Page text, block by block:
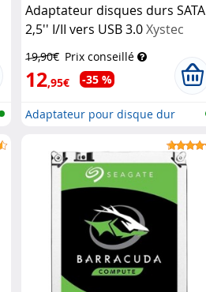
Adaptateur disques durs SATA
2,5'' I/II vers USB 3.0Xystec
19,90€ Prix conseillé
12,95€ -35 %
Adaptateur pour disque dur